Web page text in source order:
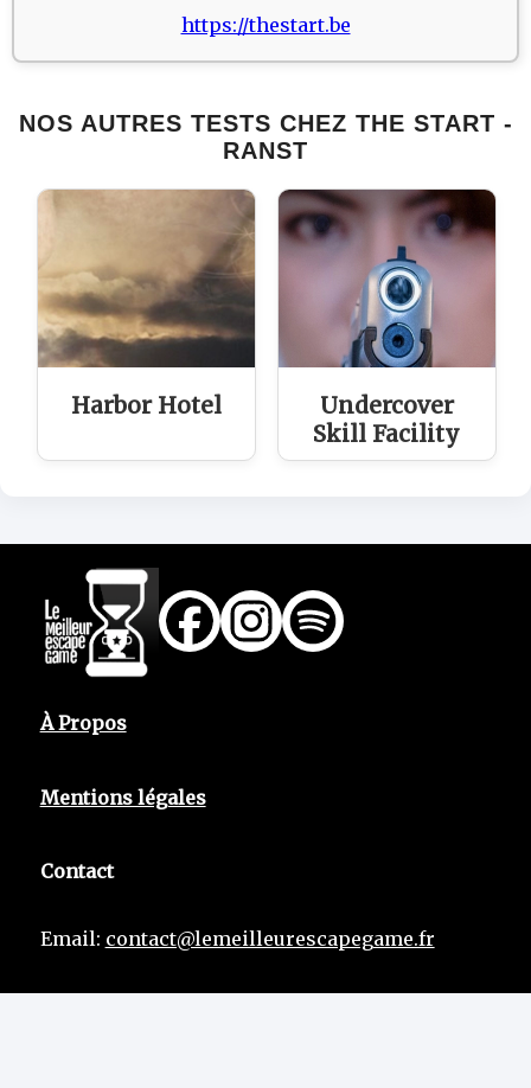
https://thestart.be
NOS AUTRES TESTS CHEZ THE START -
RANST
Harbor Hotel
Undercover
Skill Facility
À Propos
Mentions légales
Contact
Email: contact@lemeilleurescapegame.fr